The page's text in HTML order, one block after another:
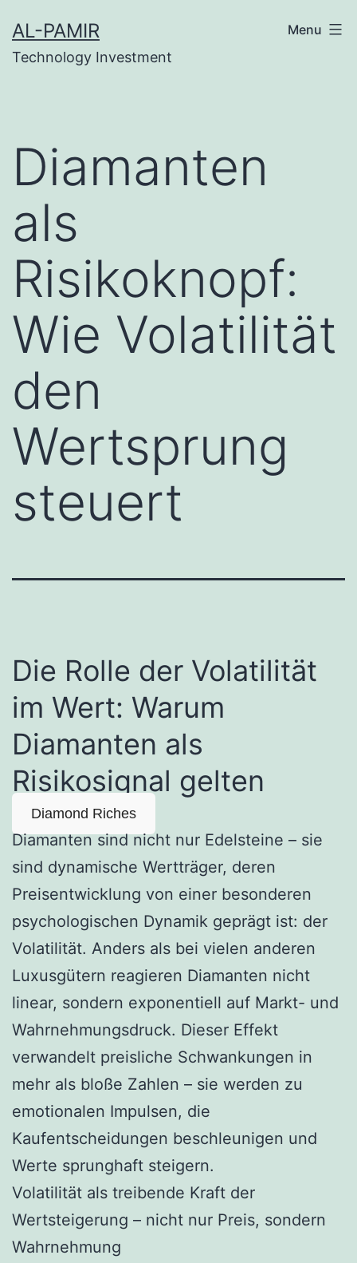
to
content
AL-PAMIR
Technology Investment
Menu
Diamanten
als
Risikoknopf:
Wie Volatilität
den
Wertsprung
steuert
Die Rolle der Volatilität
im Wert: Warum
Diamanten als
Risikosignal gelten
Diamond Riches
Diamanten sind nicht nur Edelsteine – sie
sind dynamische Wertträger, deren
Preisentwicklung von einer besonderen
psychologischen Dynamik geprägt ist: der
Volatilität. Anders als bei vielen anderen
Luxusgütern reagieren Diamanten nicht
linear, sondern exponentiell auf Markt- und
Wahrnehmungsdruck. Dieser Effekt
verwandelt preisliche Schwankungen in
mehr als bloße Zahlen – sie werden zu
emotionalen Impulsen, die
Kaufentscheidungen beschleunigen und
Werte sprunghaft steigern.
Volatilität als treibende Kraft der
Wertsteigerung – nicht nur Preis, sondern
Wahrnehmung